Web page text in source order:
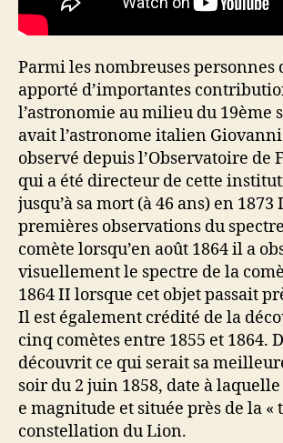
Parmi les nombreuses personnes
apporté d’importantes
l’astronomie au milieu du 19ème
avait l’astronome italien
observé depuis l’Observatoire de
qui a été directeur de cette
jusqu’à sa mort (à 46 ans) en
premières observations du
comète lorsqu’en août 1864 il a
visuellement le spectre de la
1864 II lorsque cet objet passait
Il est également crédité de la
cinq comètes entre 1855 et 1864.
découvrit ce qui serait sa
soir du 2 juin 1858, date à
e magnitude et située près de la «
constellation du Lion.